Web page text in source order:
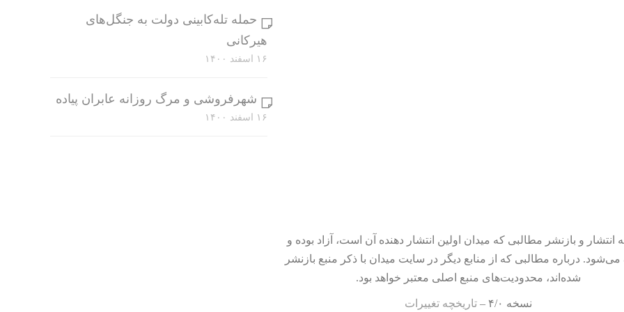
حمله تله‌کابینی دولت به جنگل‌های
هیرکانی
۱۶ اسفند ۱۴۰۰
شهرفروشی و مرگ روزانه عابران پیاده
۱۶ اسفند ۱۴۰۰
انتشار و بازنشر مطالبی که میدان اولین انتشار دهنده آن است، آزاد بوده و
درباره مطالبی که از منابع دیگر در سایت میدان با ذکر منبع بازنشر
شده‌اند، محدودیت‌های منبع اصلی معتبر خواهد بود.
نسخه ۴/۰ – تاریخچه تغییرات